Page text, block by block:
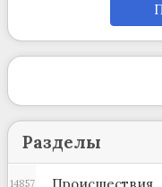
Разделы
14857